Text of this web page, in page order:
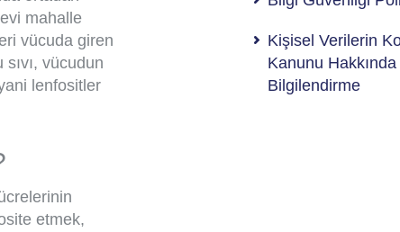
mahalle
vücuda giren
vücudun
lenfositler
etmek,
Kişisel Verilerin
Kanunu Hakkında
Bilgilendirme